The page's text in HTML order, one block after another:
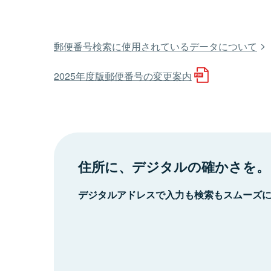
郵便番号検索に使用されているデータについて
2025年度版郵便番号の変更案内
住所に、デジタルの確かさを。
デジタルアドレスで入力も検索もスムーズ